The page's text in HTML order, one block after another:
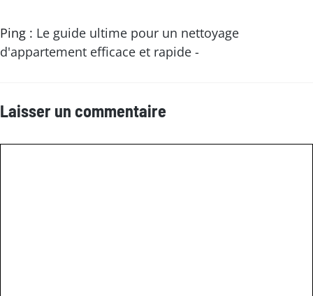
Ping : Le guide ultime pour un nettoyage
d'appartement efficace et rapide -
Laisser un commentaire